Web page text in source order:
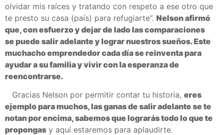
olvidar mis raíces y tratando con respeto a ese otro que
te presto su casa (país) para refugiarte”. Nelson afirmó
que, con esfuerzo y dejar de lado las comparaciones
se puede salir adelante y lograr nuestros sueños. Este
muchacho emprendedor cada día se reinventa para
ayudar a su familia y vivir con la esperanza de
reencontrarse.
Gracias Nelson por permitir contar tu historia, eres
ejemplo para muchos, las ganas de salir adelante se te
notan por encima, sabemos que lograrás todo lo que te
propongas y aquí estaremos para aplaudirte.